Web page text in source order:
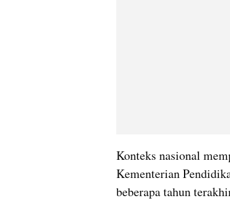
Konteks nasional
Kementerian
beberapa tahun